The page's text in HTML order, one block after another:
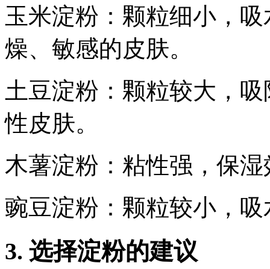
玉米淀粉：颗粒细小，
燥、敏感的皮肤。
土豆淀粉：颗粒较大，
性皮肤。
木薯淀粉：粘性强，保
豌豆淀粉：颗粒较小，
3. 选择淀粉的建议